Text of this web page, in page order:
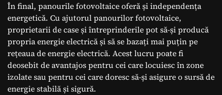
În final, panourile fotovoltaice oferă și independența
energetică. Cu ajutorul panourilor fotovoltaice,
proprietarii de case și întreprinderile pot să-și producă
propria energie electrică și să se bazați mai puțin pe
rețeaua de energie electrică. Acest lucru poate fi
deosebit de avantajos pentru cei care locuiesc în zone
izolate sau pentru cei care doresc să-și asigure o sursă de
energie stabilă și sigură.